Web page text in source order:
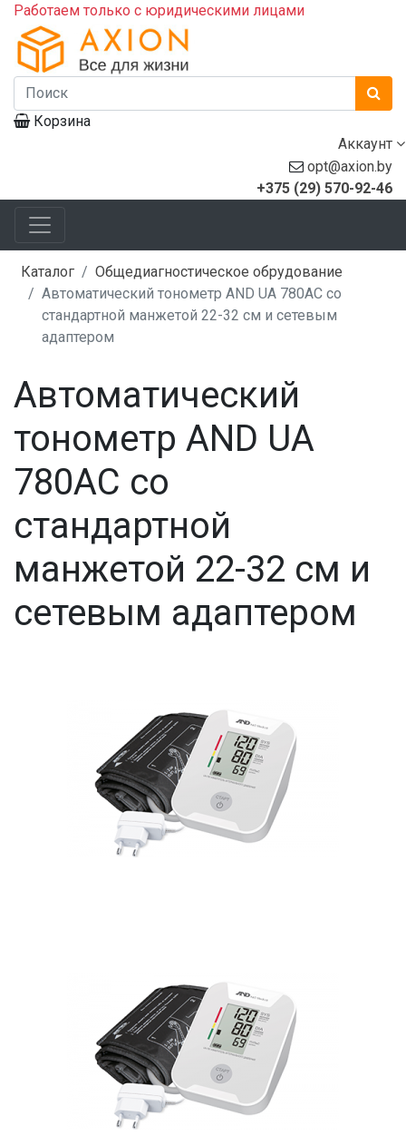
Работаем только с юридическими лицами
Корзина
Аккаунт
opt@axion.by
+375 (29) 570-92-46
Каталог
Общедиагностическое обрудование
Автоматический тонометр AND UA 780AC со
стандартной манжетой 22-32 см и сетевым
адаптером
Автоматический
тонометр AND UA
780AC со
стандартной
манжетой 22-32 см и
сетевым адаптером